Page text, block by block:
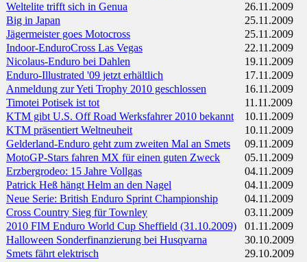
Weltelite trifft sich in Genua
26.11.2009
Big in Japan
25.11.2009
Jägermeister goes Motocross
25.11.2009
Indoor-EnduroCross Las Vegas
22.11.2009
Nicolaus-Enduro bei Dahlen
19.11.2009
Enduro-Illustrated '09 jetzt erhältlich
17.11.2009
Anmeldung zur Yeti Trophy 2010 geschlossen
16.11.2009
Timotei Potisek ist tot
11.11.2009
KTM gibt U.S. Off Road Werksfahrer 2010 bekannt
10.11.2009
KTM präsentiert Weltneuheit
10.11.2009
Gelderland-Enduro geht zum zweiten Mal an Smets
09.11.2009
MotoGP-Stars fahren MX für einen guten Zweck
05.11.2009
Erzbergrodeo: 15 Jahre Vollgas
04.11.2009
Patrick Heß hängt Helm an den Nagel
04.11.2009
Neue Serie: British Enduro Sprint Championship
04.11.2009
Cross Country Sieg für Townley
03.11.2009
2010 FIM Enduro World Cup Sheffield (31.10.2009)
01.11.2009
Halloween Sonderfinanzierung bei Husqvarna
30.10.2009
Smets fährt elektrisch
29.10.2009